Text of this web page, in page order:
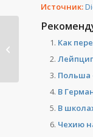
Источник:
Как
Польша
В
В
Чехию
Лейпциг остался
из-за жары: когда...